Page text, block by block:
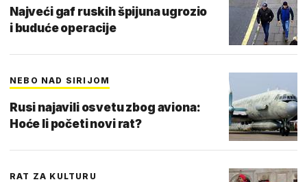
Najveći gaf ruskih špijuna ugrozio
i buduće operacije
NEBO NAD SIRIJOM
Rusi najavili osvetu zbog aviona:
Hoće li početi novi rat?
RAT ZA KULTURU